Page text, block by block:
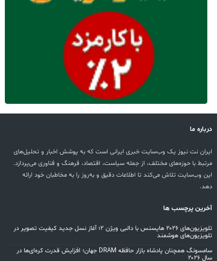
درباره ما
ایران نت نیوز یک وب‌سایت خبری ایرانی است که به پوشش اخبار و تحلیل‌های
مرتبط با حوزه‌های مختلف، از جمله سیاست، اقتصاد، فرهنگ و فناوری می‌پردازد.
این وب‌سایت تلاش می‌کند تا اطلاعات دقیق و به‌روز را به مخاطبان خود ارائه
دهد.
آخرین پرچسب ها
تلویزیون‌های ۲۰۲۶ هایسنس با دالبی ویژن ۲؛ آغاز نسل جدید کیفیت تصویر در
تلویزیون‌های هوشمند
سامسونگ همچنان پادشاه بازار حافظه DRAM جهان؛ افزایش قدرت کره‌ای‌ها در
سال ۲۰۲۶